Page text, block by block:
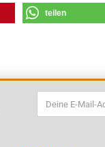
teilen